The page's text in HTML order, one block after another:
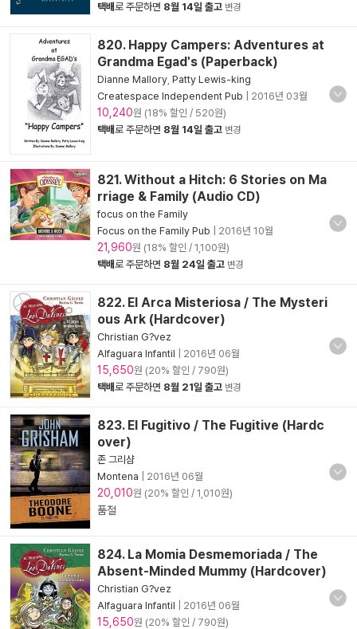
택배로 주문하면 8월 14일 출고 변경
820. Happy Campers: Adventures at
Grandma Egad's (Paperback)
Dianne Mallory Patty Lewis-king
Createspace Independent Pub
2016년 03월
10,240원 (18% 할인 / 520원)
택배로 주문하면 8월 14일 출고 변경
821. Without a Hitch: 6 Stories on Ma
rriage & Family (Audio CD)
focus on the Family
Focus on the Family Pub
2016년 10월
21,960원 (18% 할인 / 1,100원)
택배로 주문하면 8월 24일 출고 변경
822. El Arca Misteriosa / The Mysteri
ous Ark (Hardcover)
Christian G?vez
Alfaguara Infantil
2016년 06월
15,650원 (20% 할인 / 790원)
택배로 주문하면 8월 21일 출고 변경
823. El Fugitivo / The Fugitive (Hardc
over)
존 그리샴
Montena
2016년 06월
20,010원 (20% 할인 / 1,010원)
품절
824. La Momia Desmemoriada / The
Absent-Minded Mummy (Hardcover)
Christian G?vez
Alfaguara Infantil
2016년 06월
15,650원 (20% 할인 / 790원)